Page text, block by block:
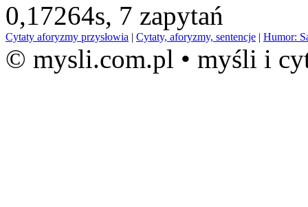
0,17264s, 7 zapytań
Cytaty aforyzmy przysłowia | Cytaty, aforyzmy, sentencje | Humor:
© mysli.com.pl • myśli i